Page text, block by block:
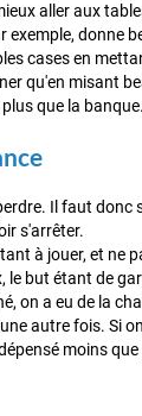
aller aux
exemple, donne
cases en
qu'en misant
que la banque.
Il faut donc
s'arrêter.
à jouer, et ne
le but étant de
on a eu de la
autre fois. Si
moins